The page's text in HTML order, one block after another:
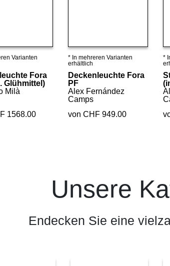
ansehen
Varianten
Fora
Glühmittel)
Milà
1568.00
Details ansehen
* In mehreren Varianten
erhältlich
Deckenleuchte Fora
PF
Alex Fernández
Camps
von CHF 949.00
*
Unsere
Endecken Sie eine